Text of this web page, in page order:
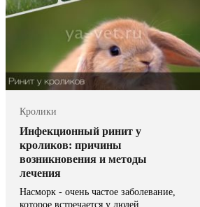
Кролики
Инфекционный ринит у
кроликов: причины
возникновения и методы
лечения
Насморк - очень частое заболевание,
которое встречается у людей.